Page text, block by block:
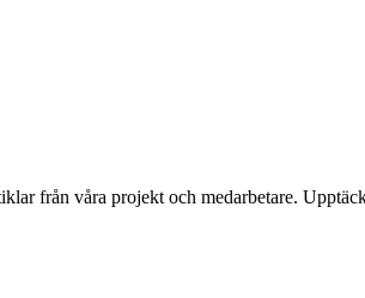
från våra projekt och medarbetare.